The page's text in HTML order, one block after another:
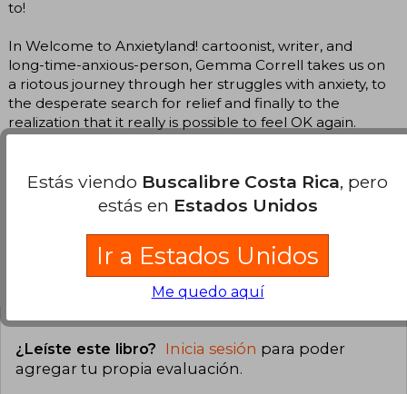
to!
In Welcome to Anxietyland! cartoonist, writer, and
long-time-anxious-person, Gemma Correll takes us on
a riotous journey through her struggles with anxiety, to
the desperate search for relief and finally to the
realization that it really is possible to feel OK again.
Opiniones del libro
¿Leíste este libro? Inicia sesión para poder
agregar tu propia evaluación.
Estás viendo Buscalibre Costa Rica, pero
estás en Estados Unidos
Ir a Estados Unidos
Me quedo aquí